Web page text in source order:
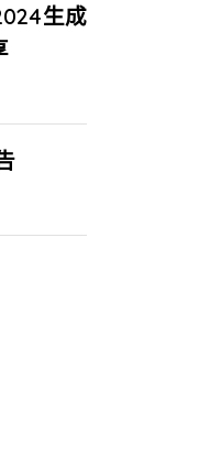
生成